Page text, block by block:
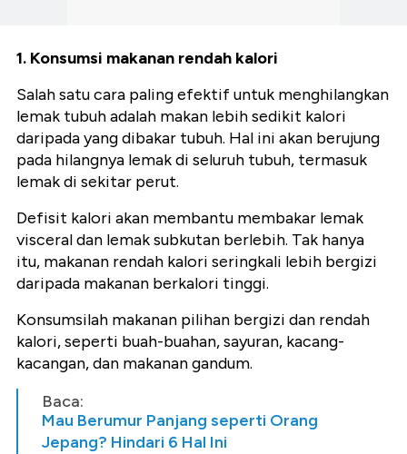
1. Konsumsi makanan rendah kalori
Salah satu cara paling efektif untuk menghilangkan
lemak tubuh adalah makan lebih sedikit kalori
daripada yang dibakar tubuh. Hal ini akan berujung
pada hilangnya lemak di seluruh tubuh, termasuk
lemak di sekitar perut.
Defisit kalori akan membantu membakar lemak
visceral dan lemak subkutan berlebih. Tak hanya
itu, makanan rendah kalori seringkali lebih bergizi
daripada makanan berkalori tinggi.
Konsumsilah makanan pilihan bergizi dan rendah
kalori, seperti buah-buahan, sayuran, kacang-
kacangan, dan makanan gandum.
Baca:
Mau Berumur Panjang seperti Orang
Jepang? Hindari 6 Hal Ini